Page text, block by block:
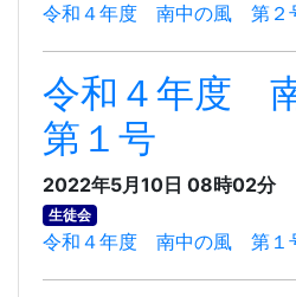
令和４年度 南中の風 第２
令和４年度
第１号
2022年5月10日 08時02分
生徒会
令和４年度 南中の風 第１